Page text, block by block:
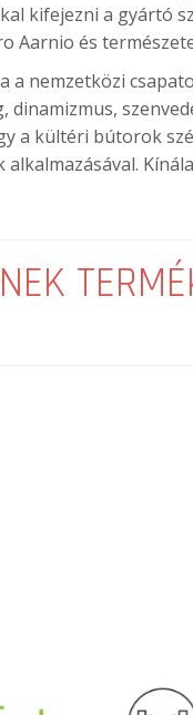
kifejezni a gyártó
Aarnio és
a nemzetközi
a kültéri bútorok